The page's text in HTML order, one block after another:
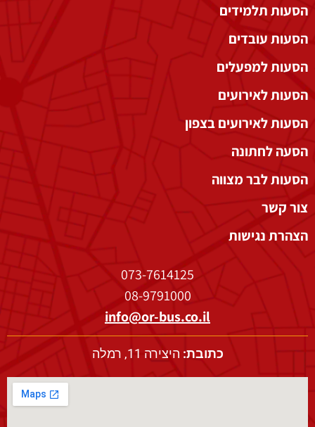
הסעות תלמידים
הסעות עובדים
הסעות למפעלים
הסעות לאירועים
הסעות לאירועים בצפון
הסעה לחתונה
הסעות לבר מצווה
צור קשר
הצהרת נגישות
073-7614125
08-9791000
info@or-bus.co.il
כתובת: היצירה 11, רמלה